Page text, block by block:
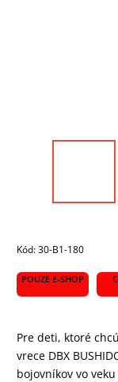
Kód:30-B1-180
POUZE E-SHOP
Pre deti, ktoré
vrece DBX
bojovníkov vo